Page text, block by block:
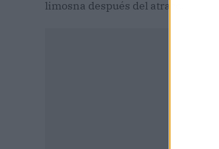
limosna después del atraco.